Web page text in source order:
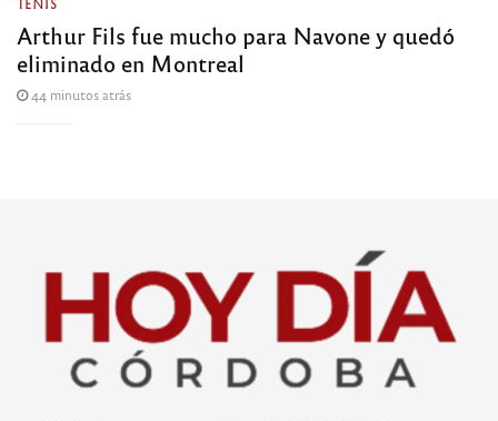
TENIS
Arthur Fils fue mucho para Navone y quedó
eliminado en Montreal
44 minutos atrás